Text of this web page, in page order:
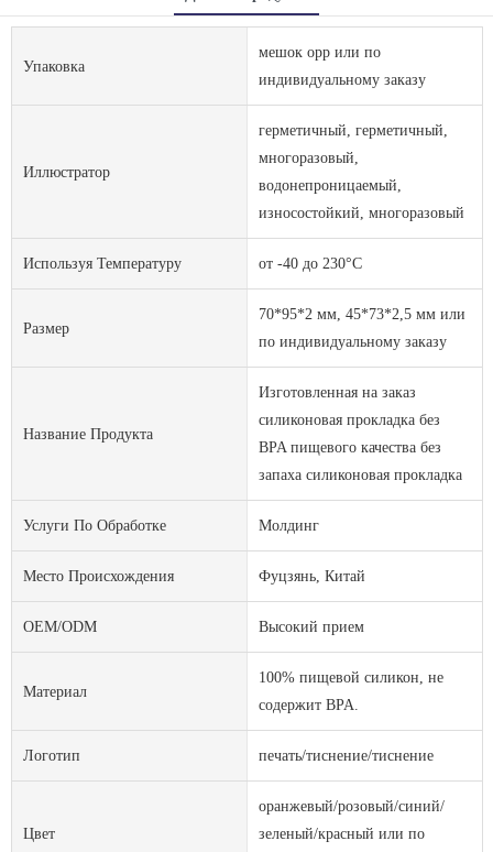
Упаковка
мешок opp или по
индивидуальному заказу
Иллюстратор
герметичный, герметичный,
многоразовый,
водонепроницаемый,
износостойкий, многоразовый
Используя Температуру от -40 до 230°С
Размер
70*95*2 мм, 45*73*2,5 мм или
по индивидуальному заказу
Название Продукта
Изготовленная на заказ
силиконовая прокладка без
BPA пищевого качества без
запаха силиконовая прокладка
Услуги По Обработке Молдинг
Место Происхождения Фуцзянь, Китай
OEM/ODM Высокий прием
Материал
100% пищевой силикон, не
содержит BPA.
Логотип печать/тиснение/тиснение
Цвет
оранжевый/розовый/синий/
зеленый/красный или по